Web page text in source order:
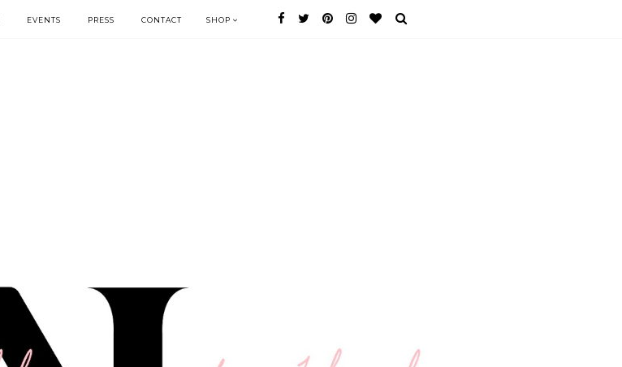
EVENTS PRESS CONTACT SHOP